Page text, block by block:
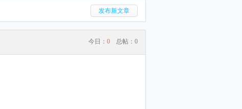
搜 索
发布新文章
今日： 0 总帖： 0